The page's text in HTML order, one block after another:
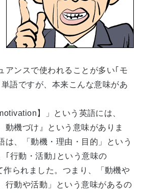
アンスで使われることが多い｢モ
語ですが、本来こんな意味があ
】」という英語には、
動機づけ』という意味がありま
は、「動機・理由・目的」という
｢行動・活動｣という意味の
作られました。つまり、「動機や
行動や活動」という意味があるの